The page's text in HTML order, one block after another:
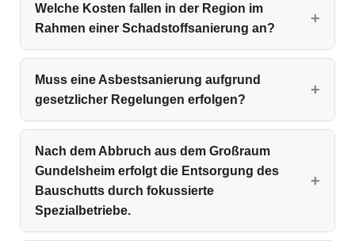
Welche Kosten fallen in der Region im
Rahmen einer Schadstoffsanierung an?
Muss eine Asbestsanierung aufgrund
gesetzlicher Regelungen erfolgen?
Nach dem Abbruch aus dem Großraum
Gundelsheim erfolgt die Entsorgung des
Bauschutts durch fokussierte
Spezialbetriebe.